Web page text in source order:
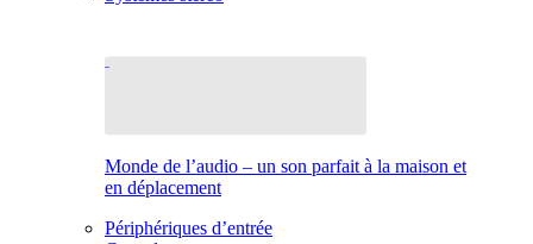
Monde de l’audio – un son parfait à la maison et
en déplacement
Périphériques d’entrée